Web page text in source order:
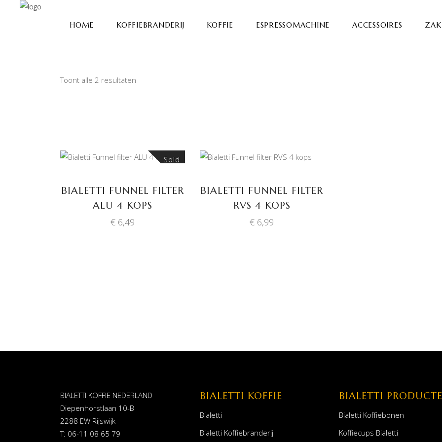
HOME KOFFIEBRANDERIJ KOFFIE ESPRESSOMACHINE ACCESSOIRES
Toont alle 2 resultaten
Sold
BIALETTI FUNNEL FILTER
ALU 4 KOPS
€6,49
BIALETTI FUNNEL FILTER
RVS 4 KOPS
€ 6,99
BIALETTI KOFFIE NEDERLAND
Diepenhorstlaan 10-B
2288 EW Rijswijk
T: 06-11 08 65 79
BIALETTI KOFFIE
Bialetti
Bialetti Koffiebranderij
BIALETTI
Bialetti Koffiebonen
Koffiecups Bialetti